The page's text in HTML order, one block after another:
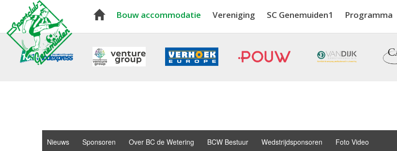
Bouw accommodatie Vereniging SC Genemuiden1 Programma
Nieuws Sponsoren Over BC de Wetering BCW Bestuur Wedstrijdsponsoren Foto Video